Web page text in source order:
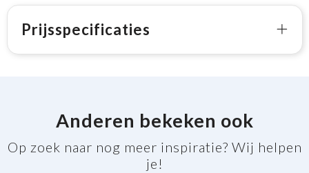
Prijsspecificaties
Anderen bekeken ook
Op zoek naar nog meer inspiratie? Wij helpen
je!